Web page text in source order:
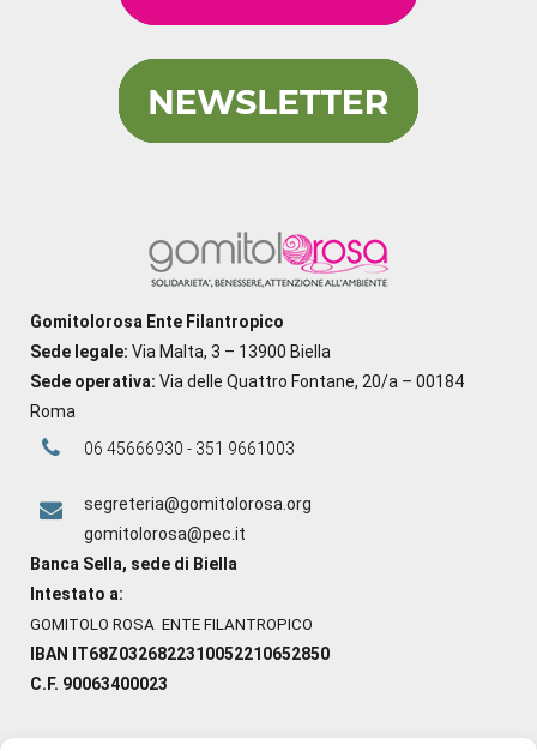
Gomitolorosa Ente Filantropico
Sede legale: Via Malta, 3 – 13900 Biella
Sede operativa: Via delle Quattro Fontane, 20/a – 00184
Roma
06 45666930 - 351 9661003
segreteria@gomitolorosa.org
gomitolorosa@pec.it
Banca Sella, sede di Biella
Intestato a:
GOMITOLO ROSA ENTE FILANTROPICO
IBAN IT68Z0326822310052210652850
C.F. 90063400023